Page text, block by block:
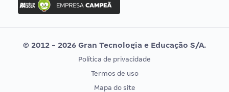
Concurso MPU
Editais publicados
Vunesp
CONCURSOS POR PROFISSÃO
EXAME DE ORDEM
© 2012 - 2026 Gran Tecnologia e Educação S/A.
Política de privacidade
Termos de uso
Mapa do site